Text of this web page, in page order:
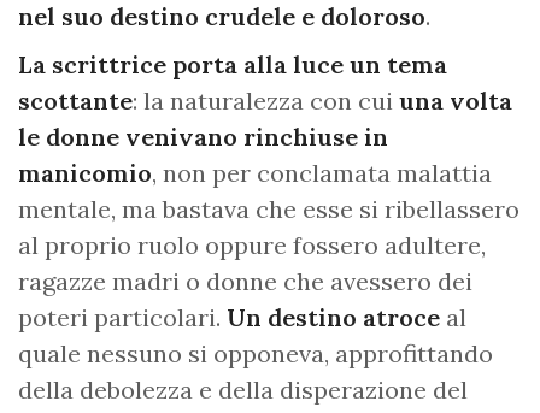
nel suo destino crudele e doloroso.
La scrittrice porta alla luce un tema
scottante: la naturalezza con cui una volta
le donne venivano rinchiuse in
manicomio, non per conclamata malattia
mentale, ma bastava che esse si ribellassero
al proprio ruolo oppure fossero adultere,
ragazze madri o donne che avessero dei
poteri particolari. Un destino atroce al
quale nessuno si opponeva, approfittando
della debolezza e della disperazione del